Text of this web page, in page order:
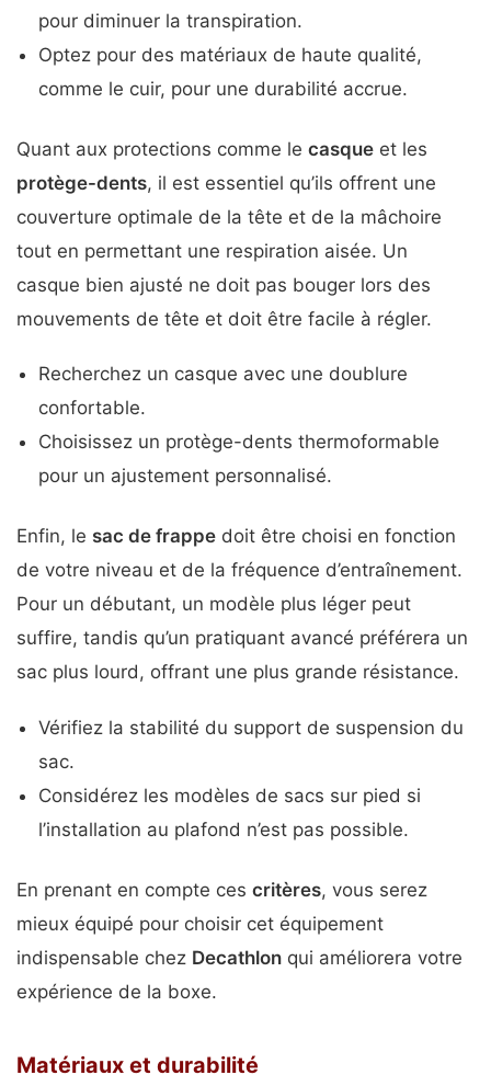
pour diminuer la transpiration.
Optez pour des matériaux de haute qualité,
comme le cuir, pour une durabilité accrue.
Quant aux protections comme le casque et les
protège-dents, il est essentiel qu’ils offrent une
couverture optimale de la tête et de la mâchoire
tout en permettant une respiration aisée. Un
casque bien ajusté ne doit pas bouger lors des
mouvements de tête et doit être facile à régler.
Recherchez un casque avec une doublure
confortable.
Choisissez un protège-dents thermoformable
pour un ajustement personnalisé.
Enfin, le sac de frappe doit être choisi en fonction
de votre niveau et de la fréquence d’entraînement.
Pour un débutant, un modèle plus léger peut
suffire, tandis qu’un pratiquant avancé préférera un
sac plus lourd, offrant une plus grande résistance.
Vérifiez la stabilité du support de suspension du
sac.
Considérez les modèles de sacs sur pied si
l’installation au plafond n’est pas possible.
En prenant en compte ces critères, vous serez
mieux équipé pour choisir cet équipement
indispensable chez Decathlon qui améliorera votre
expérience de la boxe.
Matériaux et durabilité